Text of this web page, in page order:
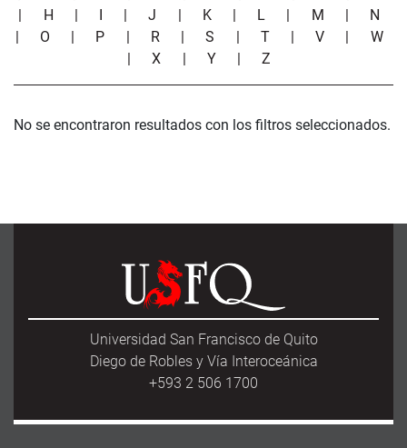
| H | I |J | K | L | M | N
| O | P | R |S | T |V | W
|X | Y |Z
No se encontraron resultados con los filtros seleccionados.
Universidad San Francisco de Quito
Diego de Robles y Vía Interoceánica
+593 2 506 1700